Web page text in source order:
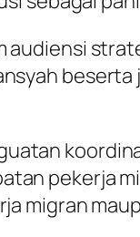
pekerja
migran